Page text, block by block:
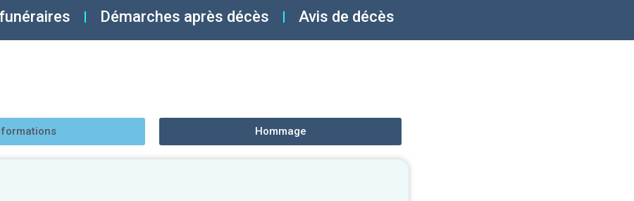
Démarches après décès Avis de décès
Hommage